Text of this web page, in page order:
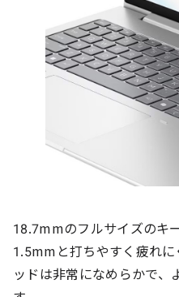
18.7mmのフルサイズのキ
1.5mmと打ちやすく疲れ
ッドは非常になめらかで、